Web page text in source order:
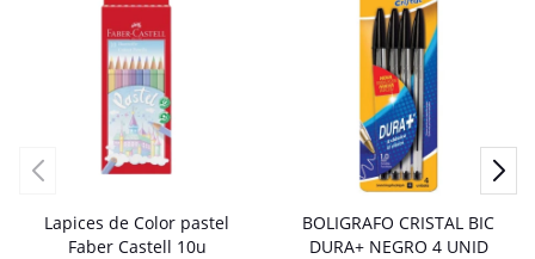
Lapices de Color pastel
Faber Castell 10u
BOLIGRAFO CRISTAL BIC
DURA+ NEGRO 4 UNID